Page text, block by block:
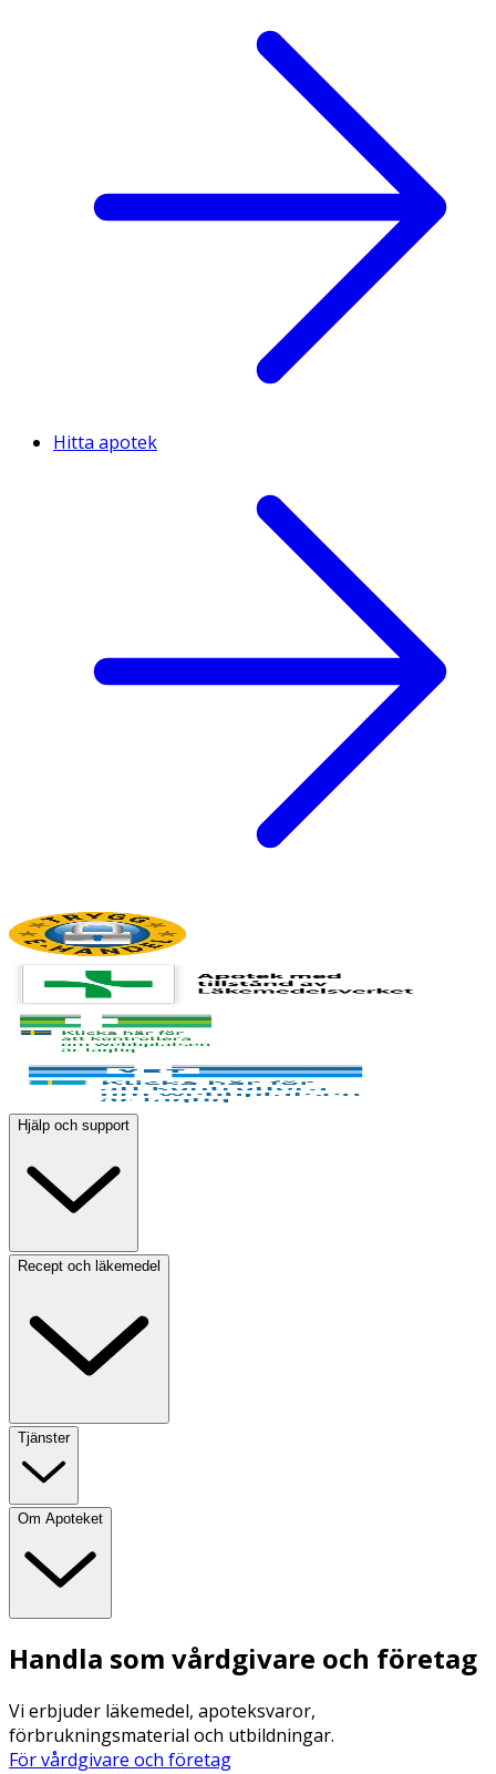
Hitta apotek
Hjälp och support
Recept och läkemedel
Tjänster
Om Apoteket
Handla som vårdgivare och företag
Vi erbjuder läkemedel, apoteksvaror,
förbrukningsmaterial och utbildningar.
För vårdgivare och företag